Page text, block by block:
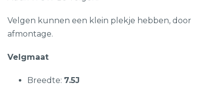
Velgen kunnen een klein plekje hebben, door
afmontage.
Velgmaat
Breedte: 7.5J